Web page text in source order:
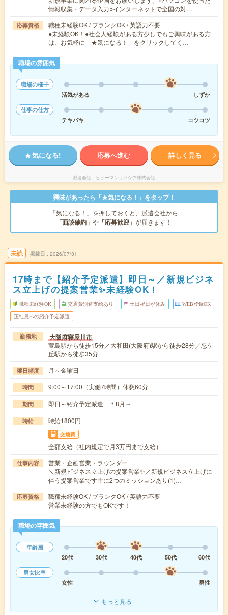
情報収集・データ入力○インターネットで全国の対…
応募資格
職種未経験OK / ブランクOK / 英語力不要
●未経験OK！●社会人経験がある方少しでもご興味がある方
は、お気軽に「★気になる！」をクリックしてく…
職場の雰囲気
職場の様子
活気がある
しずか
仕事の仕方
テキパキ
コツコツ
気になる! 応募へ進む 詳しく見る
派遣会社 ヒューマンリソシア株式会社
興味があったら「★気になる！」をタップ！
「気になる！」を押しておくと、派遣会社から
「面談確約」 や 「応募歓迎」 が届きます！
未読 掲載日 2026/07/31
17時まで【紹介予定派遣】即日～／新規ビジネ
ス立上げの提案営業✨未経験OK！
職種未経験OK 交通費別途支給あり 土日祝日が休み WEB登録OK
正社員への紹介予定派遣
勤務地 大阪府寝屋川市
萱島駅から徒歩15分／大和田(大阪府)駅から徒歩28分／忍ケ
丘駅から徒歩35分
曜日頻度 月～金曜日
時間 9:00～17:00（実働7時間）休憩60分
期間 即日～紹介予定派遣 ＊8月～
時給 時給1800円
交通費
全額支給（社内規定で月3万円まで支給）
仕事内容
営業・企画営業・ラウンダー
＼新規ビジネス立上げの提案営業✨／新規ビジネス立上げに
伴う提案営業です主に2つのミッションあり(1)…
応募資格
職種未経験OK / ブランクOK / 英語力不要
営業未経験の方でもOKです！
職場の雰囲気
年齢層
20代
30代 40代 50代
60代
男女比率
女性
男性
もっと見る